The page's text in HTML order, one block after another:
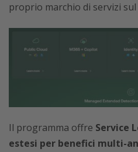
proprio marchio di servizi sul
Il programma offre Service
estesi per benefici multi-